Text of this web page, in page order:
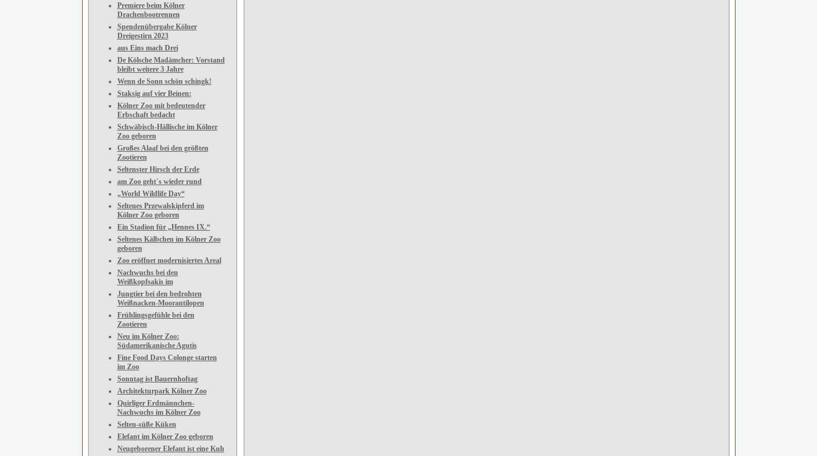
Premiere beim Kölner
Drachenbootrennen
Spendenübergabe Kölner
Dreigestirn 2023
aus Eins mach Drei
De Kölsche Madämcher: Vorstand
bleibt weitere 3 Jahre
Wenn de Sonn schön schingk!
Staksig auf vier Beinen:
Kölner Zoo mit bedeutender
Erbschaft bedacht
Schwäbisch-Hällische im Kölner
Zoo geboren
Großes Alaaf bei den größten
Zootieren
Seltenster Hirsch der Erde
am Zoo geht´s wieder rund
„World Wildlife Day“
Seltenes Przewalskipferd im
Kölner Zoo geboren
Ein Stadion für „Hennes IX.“
Seltenes Kälbchen im Kölner Zoo
geboren
Zoo eröffnet modernisiertes Areal
Nachwuchs bei den
Weißkopfsakis im
Jungtier bei den bedrohten
Weißnacken-Moorantilopen
Frühlingsgefühle bei den
Zootieren
Neu im Kölner Zoo:
Südamerikanische Agutis
Fine Food Days Colonge starten
im Zoo
Sonntag ist Bauernhoftag
Architekturpark Kölner Zoo
Quirliger Erdmännchen-
Nachwuchs im Kölner Zoo
Selten-süße Küken
Elefant im Kölner Zoo geboren
Neugeborener Elefant ist eine Kuh